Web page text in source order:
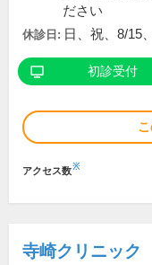
ださい
休診日: 日、祝、8/15
初診受付
アクセス数※
寺崎クリニック